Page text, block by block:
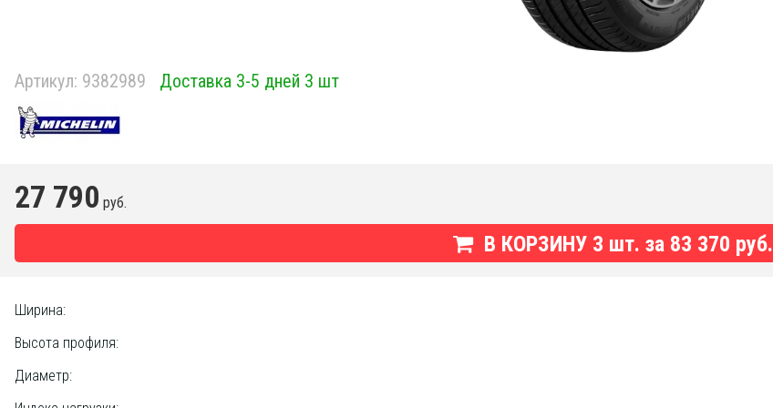
Артикул: 9382989 Доставка 3-5 дней 3 шт
27 790 руб.
В КОРЗИНУ 3 шт. за 83 370 руб.
Ширина:
Высота профиля:
Диаметр: